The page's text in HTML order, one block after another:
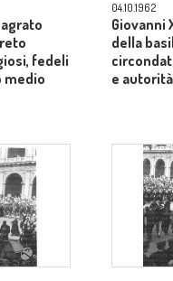
fedeli
medio
04.10.1962
Giovanni
della
e